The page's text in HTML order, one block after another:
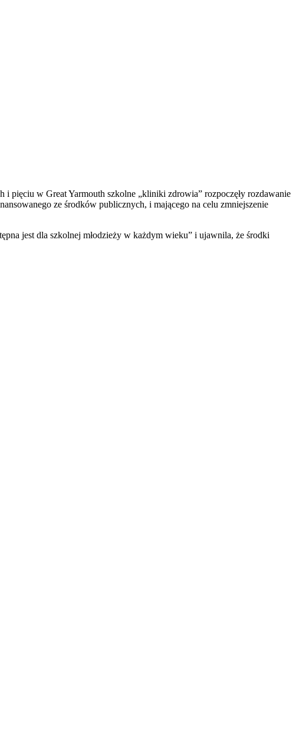
i pięciu w Great Yarmouth szkolne „kliniki zdrowia” rozpoczęły rozdawanie
ze środków publicznych, i mającego na celu zmniejszenie
jest dla szkolnej młodzieży w każdym wieku” i ujawnila, że środki